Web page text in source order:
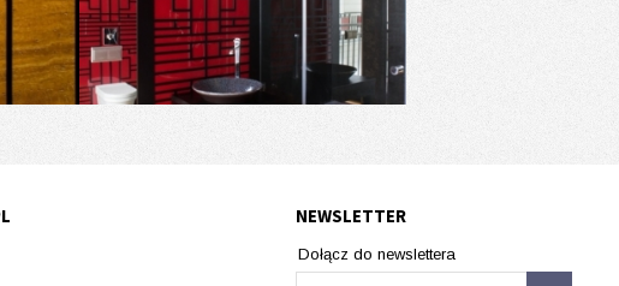
NEWSLETTER
Dołącz do newslettera